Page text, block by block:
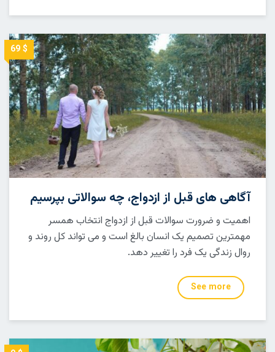
$ 69
آگاهی های قبل از ازدواج، چه سوالاتی بپرسیم
اهمیت و ضرورت سوالات قبل از ازدواج انتخاب همسر
مهمترین تصمیم یک انسان بالغ است و می تواند کل روند و
روال زندگی یک فرد را تغییر دهد.
See more